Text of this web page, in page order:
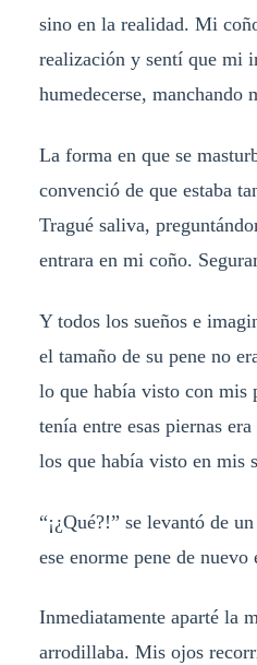
sino en la realidad. Mi
realización y sentí que mi
humedecerse, manchando
La forma en que se
convenció de que estaba
Tragué saliva,
entrara en mi coño.
Y todos los sueños e
el tamaño de su pene no
lo que había visto con mis
tenía entre esas piernas
los que había visto en mis
“¡¿Qué?!” se levantó de
ese enorme pene de nuevo
Inmediatamente aparté la
arrodillaba. Mis ojos